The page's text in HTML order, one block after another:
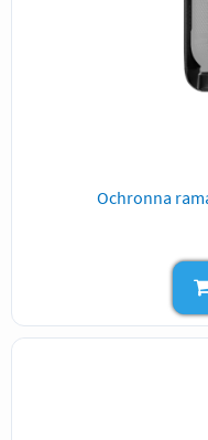
Ochronna